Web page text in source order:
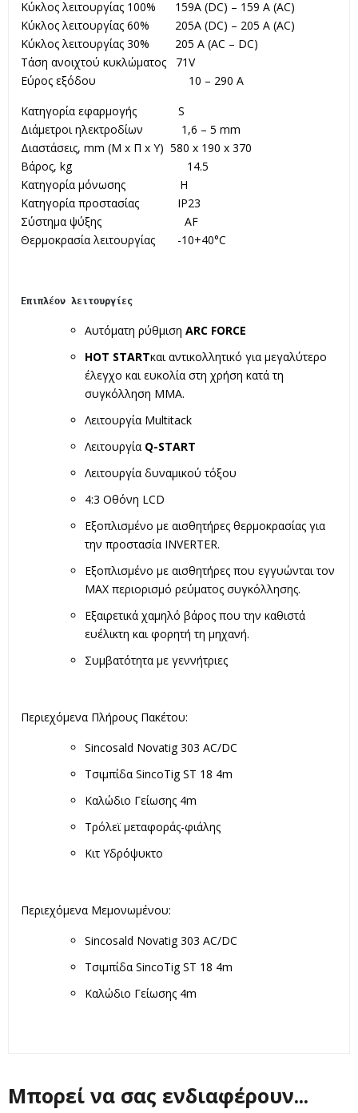
Κύκλος λειτουργίας 100% 159A (DC) – 159 A (AC)
Κύκλος λειτουργίας 60% 205A (DC) – 205 A (AC)
Κύκλος λειτουργίας 30% 205 A (AC – DC)
Τάση ανοιχτού κυκλώματος 71V
Εύρος εξόδου 10 – 290 A
Κατηγορία εφαρμογής S
Διάμετροι ηλεκτροδίων 1,6 – 5 mm
Διαστάσεις, mm (Μ x Π x Υ) 580 x 190 x 370
Βάρος, kg 14.5
Κατηγορία μόνωσης H
Κατηγορία προστασίας IP23
Σύστημα ψύξης AF
Θερμοκρασία λειτουργίας -10+40°C
Επιπλέον λειτουργίες
Αυτόματη ρύθμιση ARC FORCE
HOT STARTκαι αντικολλητικό για μεγαλύτερο
έλεγχο και ευκολία στη χρήση κατά τη
συγκόλληση MMA.
Λειτουργία Multitack
Λειτουργία Q-START
Λειτουργία δυναμικού τόξου
4:3 Οθόνη LCD
Εξοπλισμένο με αισθητήρες θερμοκρασίας για
την προστασία INVERTER.
Εξοπλισμένο με αισθητήρες που εγγυώνται τον
MAX περιορισμό ρεύματος συγκόλλησης.
Εξαιρετικά χαμηλό βάρος που την καθιστά
ευέλικτη και φορητή τη μηχανή.
Συμβατότητα με γεννήτριες
Περιεχόμενα Πλήρους Πακέτου:
Sincosald Novatig 303 AC/DC
Τσιμπίδα SincoTig ST 18 4m
Kαλώδιο Γείωσης 4m
Τρόλεϊ μεταφοράς-φιάλης
Κιτ Υδρόψυκτο
Περιεχόμενα Mεμονωμένου:
Sincosald Novatig 303 AC/DC
Τσιμπίδα SincoTig ST 18 4m
Kαλώδιο Γείωσης 4m
Μπορεί να σας ενδιαφέρουν...